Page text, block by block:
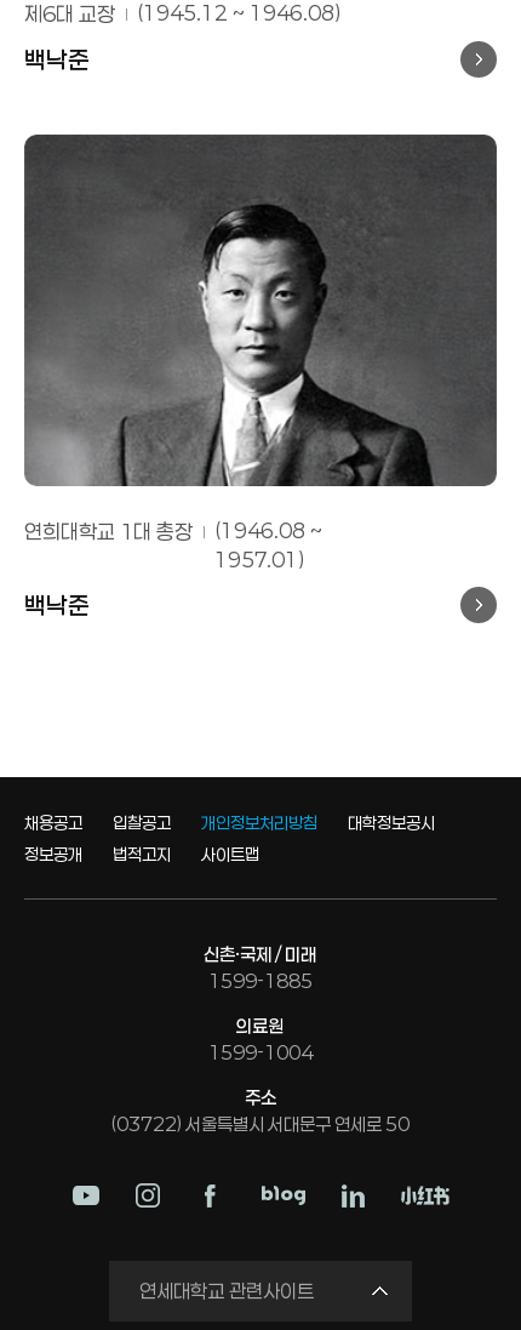
제6대 교장 (1945.12 ~ 1946.08)
백낙준
연희대학교 1대 총장
(1946.08 ~
1957.01)
백낙준
채용공고 입찰공고 개인정보처리방침
대학정보공시
정보공개
법적고지 사이트맵
신촌·국제 / 미래
1599-1885
의료원
1599-1004
주소
(03722) 서울특별시 서대문구 연세로 50
연세대학교 관련사이트
학교법인